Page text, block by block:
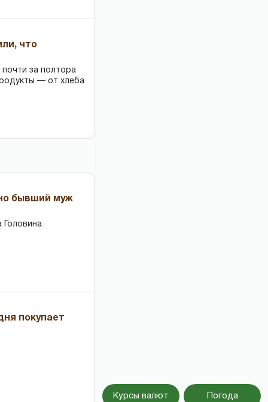
что
почти за полтора
— от хлеба
бывший муж
покупает
Курсы валют Погода